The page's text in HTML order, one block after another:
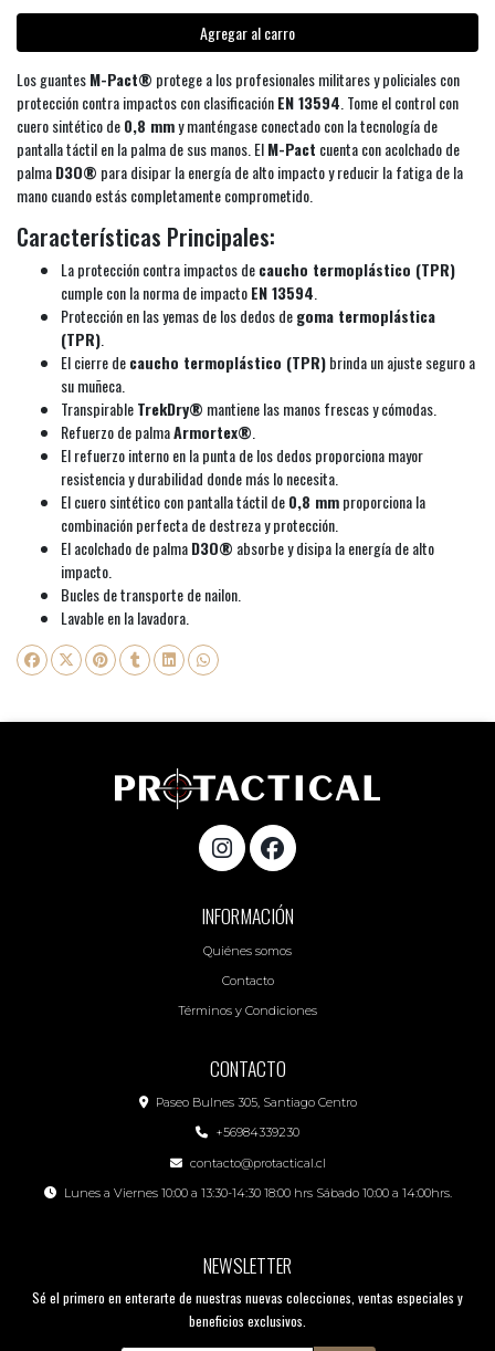
Agregar al carro
Los guantesM-Pact® protege a los profesionales militares y policiales con
protección contra impactos con clasificaciónEN 13594. Tome el control con
cuero sintético de0,8 mmy manténgase conectado con la tecnología de
pantalla táctil en la palma de sus manos. ElM-Pact cuenta con acolchado de
palmaD3O® para disipar la energía de alto impacto y reducir la fatiga de la
mano cuando estás completamente comprometido.
Características Principales:
La protección contra impactos decaucho termoplástico (TPR)
cumple con la norma de impactoEN 13594.
Protección en las yemas de los dedos degoma termoplástica
(TPR).
El cierre decaucho termoplástico (TPR)brinda un ajuste seguro a
su muñeca.
TranspirableTrekDry® mantiene las manos frescas y cómodas.
Refuerzo de palmaArmortex®.
El refuerzo interno en la punta de los dedos proporciona mayor
resistencia y durabilidad donde más lo necesita.
El cuero sintético con pantalla táctil de0,8 mmproporciona la
combinación perfecta de destreza y protección.
El acolchado de palmaD3O® absorbe y disipa la energía de alto
impacto.
Bucles de transporte de nailon.
Lavable en la lavadora.
INFORMACIÓN
Quiénes somos
Contacto
Términos y Condiciones
CONTACTO
Paseo Bulnes 305, Santiago Centro
+56984339230
contacto@protactical.cl
Lunes a Viernes 10:00 a 13:30-14:30 18:00 hrs Sábado 10:00 a 14:00hrs.
NEWSLETTER
Sé el primero en enterarte de nuestras nuevas colecciones, ventas especiales y
beneficios exclusivos.